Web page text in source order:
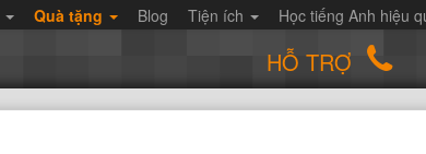
Quà tặng Blog Tiện ích Học tiếng Anh hiệu
HỖ TRỢ